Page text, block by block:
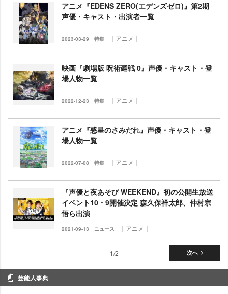
アニメ『EDENS ZERO(エデンズゼロ)』第2期
声優・キャスト・出演者一覧
2023-03-29 特集 ｜アニメ｜
映画『劇場版 呪術廻戦 0』声優・キャスト・登
場人物一覧
2022-12-23 特集 ｜アニメ｜
アニメ『惑星のさみだれ』声優・キャスト・登
場人物一覧
2022-07-08 特集 ｜アニメ｜
『声優と夜あそび WEEKEND』初の公開生放送
イベント10・9開催決定 森久保祥太郎、仲村宗
悟ら出演
2021-09-13 ニュース ｜アニメ｜
次へ
1/2
芸能人事典